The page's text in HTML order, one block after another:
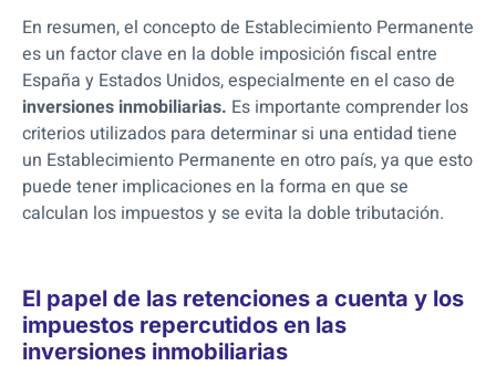
En resumen, el concepto de Establecimiento Permanente
es un factor clave en la doble imposición fiscal entre
España y Estados Unidos, especialmente en el caso de
inversiones inmobiliarias. Es importante comprender los
criterios utilizados para determinar si una entidad tiene
un Establecimiento Permanente en otro país, ya que esto
puede tener implicaciones en la forma en que se
calculan los impuestos y se evita la doble tributación.
El papel de las retenciones a cuenta y los
impuestos repercutidos en las
inversiones inmobiliarias